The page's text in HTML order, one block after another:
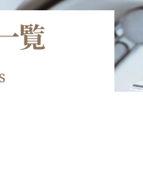
覧